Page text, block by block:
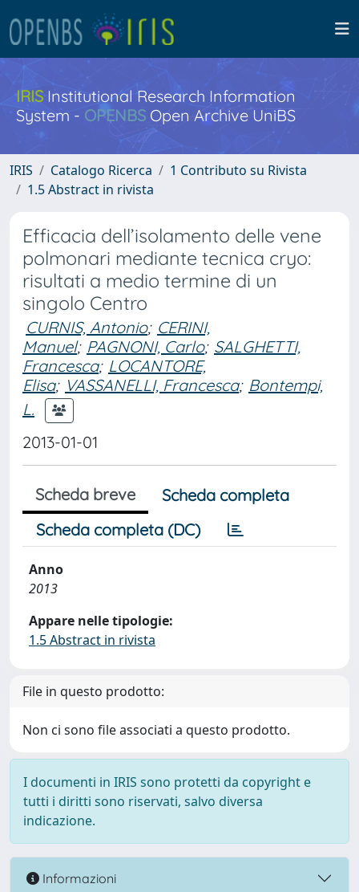
IRISInstitutional Research Information
System - OPENBS Open Archive UniBS
IRIS Catalogo Ricerca
1 Contributo su Rivista
1.5 Abstract in rivista
Efficacia dell’isolamento delle vene
polmonari mediante tecnica cryo:
risultati a medio termine di un
singolo Centro
CURNIS, Antonio; CERINI,
Manuel; PAGNONI, Carlo; SALGHETTI,
Francesca; LOCANTORE,
Elisa; VASSANELLI, Francesca; Bontempi,
L.
2013-01-01
Scheda breve
Scheda completa
Scheda completa (DC)
Anno
2013
Appare nelle tipologie:
1.5 Abstract in rivista
File in questo prodotto:
Non ci sono file associati a questo prodotto.
I documenti in IRIS sono protetti da copyright e
tutti i diritti sono riservati, salvo diversa
indicazione.
Informazioni